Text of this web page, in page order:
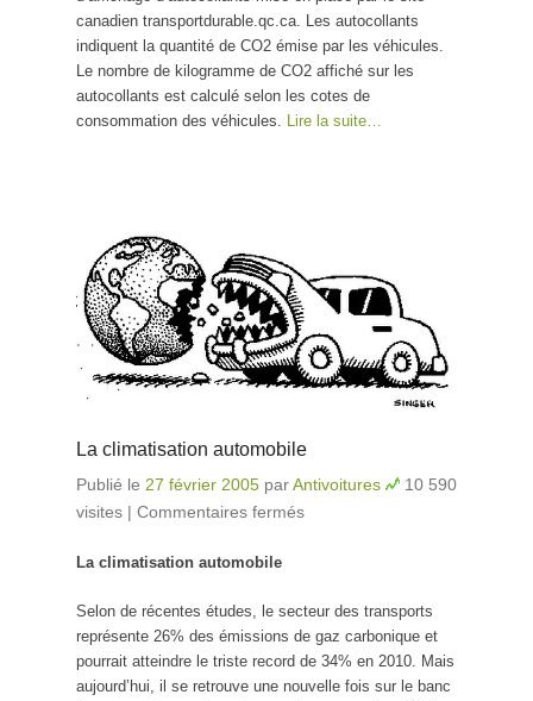
canadien transportdurable.qc.ca. Les autocollants
indiquent la quantité de CO2 émise par les véhicules.
Le nombre de kilogramme de CO2 affiché sur les
autocollants est calculé selon les cotes de
consommation des véhicules.
Lire la suite…
La climatisation automobile
Publié le 27 février 2005 parAntivoitures
10 590
visites | Commentaires fermés
La climatisation automobile
Selon de récentes études, le secteur des transports
représente 26% des émissions de gaz carbonique et
pourrait atteindre le triste record de 34% en 2010. Mais
aujourd’hui, il se retrouve une nouvelle fois sur le banc